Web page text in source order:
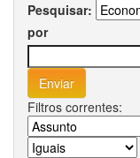
Pesquisar:
por
Filtros correntes: